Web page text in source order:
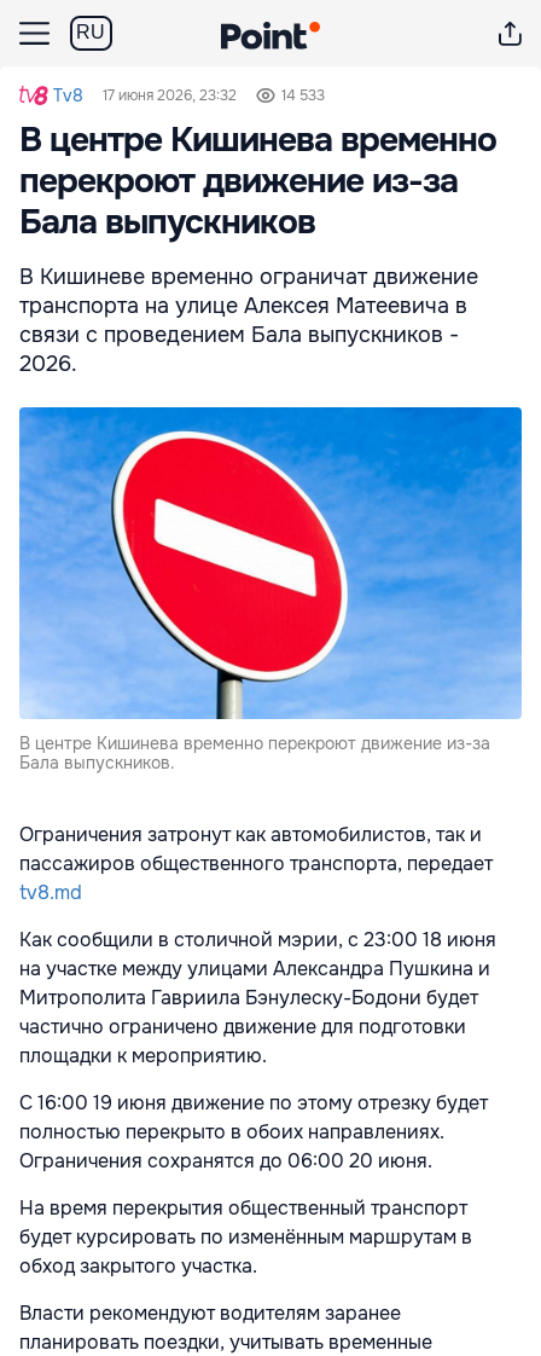
RU
Tv8 17 июня 2026, 23:32 14 533
В центре Кишинева временно
перекроют движение из-за
Бала выпускников
В Кишиневе временно ограничат движение
транспорта на улице Алексея Матеевича в
связи с проведением Бала выпускников -
2026.
В центре Кишинева временно перекроют движение из-за
Бала выпускников.
Ограничения затронут как автомобилистов, так и
пассажиров общественного транспорта, передает
tv8.md
Как сообщили в столичной мэрии, с 23:00 18 июня
на участке между улицами Александра Пушкина и
Митрополита Гавриила Бэнулеску-Бодони будет
частично ограничено движение для подготовки
площадки к мероприятию.
С 16:00 19 июня движение по этому отрезку будет
полностью перекрыто в обоих направлениях.
Ограничения сохранятся до 06:00 20 июня.
На время перекрытия общественный транспорт
будет курсировать по изменённым маршрутам в
обход закрытого участка.
Власти рекомендуют водителям заранее
планировать поездки, учитывать временные